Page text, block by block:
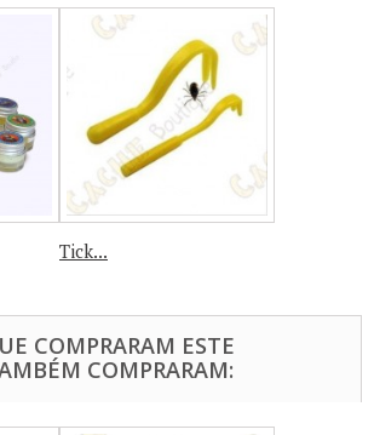
Tick...
COMPRARAM ESTE
COMPRARAM: